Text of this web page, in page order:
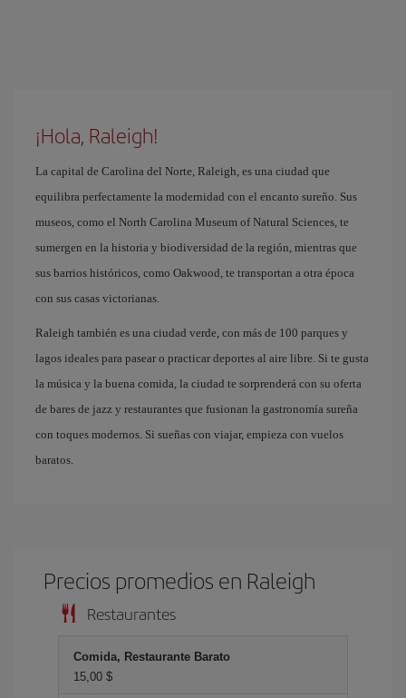
¡Hola, Raleigh!
La capital de Carolina del Norte, Raleigh, es una ciudad que
equilibra perfectamente la modernidad con el encanto sureño. Sus
museos, como el North Carolina Museum of Natural Sciences, te
sumergen en la historia y biodiversidad de la región, mientras que
sus barrios históricos, como Oakwood, te transportan a otra época
con sus casas victorianas.
Raleigh también es una ciudad verde, con más de 100 parques y
lagos ideales para pasear o practicar deportes al aire libre. Si te gusta
la música y la buena comida, la ciudad te sorprenderá con su oferta
de bares de jazz y restaurantes que fusionan la gastronomía sureña
con toques modernos. Si sueñas con viajar, empieza con vuelos
baratos.
Precios promedios en Raleigh
Restaurantes
Comida, Restaurante Barato
15,00 $